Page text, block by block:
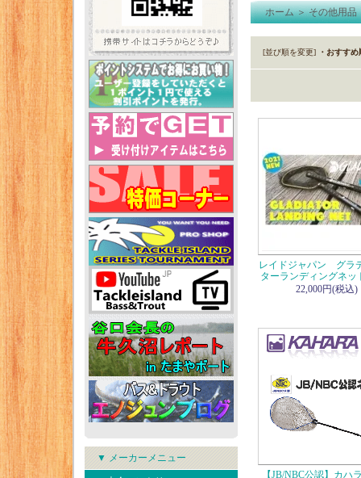
▼ メーカーメニュー
ホーム＞その他用品
[並び順を変更] ・おすすめ
レイドジャパン グラ
ターランディングネッ
22,000円(税込)
【JB/NBC公認】カハ